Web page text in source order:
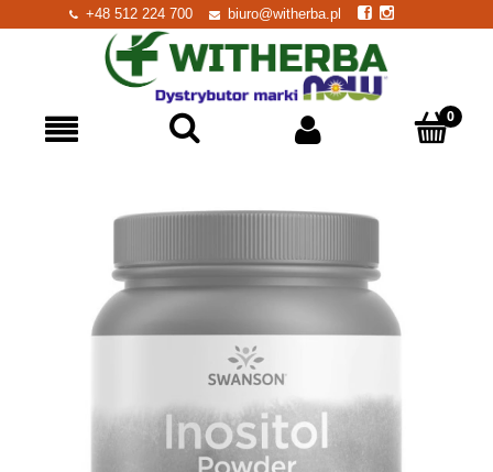
+48 512 224 700 biuro@witherba.pl